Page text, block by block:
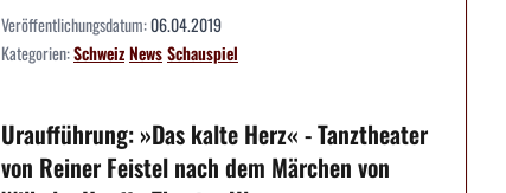
Veröffentlichungsdatum:06.04.2019
Kategorien:SchweizNewsSchauspiel
Uraufführung: »Das kalte Herz« - Tanztheater
von Reiner Feistel nach dem Märchen von